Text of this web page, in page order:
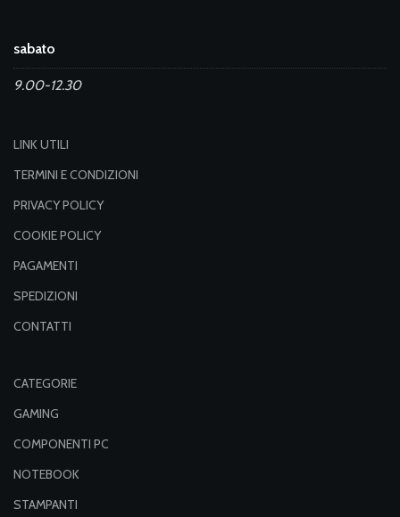
sabato
9.00-12.30
LINK UTILI
TERMINI E CONDIZIONI
PRIVACY POLICY
COOKIE POLICY
PAGAMENTI
SPEDIZIONI
CONTATTI
CATEGORIE
GAMING
COMPONENTI PC
NOTEBOOK
STAMPANTI